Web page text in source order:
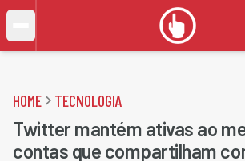
HOME TECNOLOGIA
Twitter mantém ativas ao
contas que compartilham